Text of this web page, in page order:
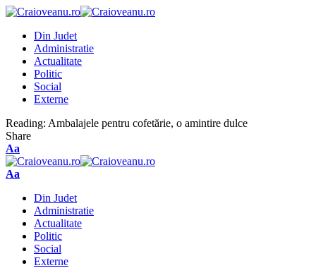
Din Judet
Administratie
Actualitate
Politic
Social
Externe
Reading: Ambalajele pentru cofetărie, o amintire dulce
Share
Aa
Aa
Din Judet
Administratie
Actualitate
Politic
Social
Externe